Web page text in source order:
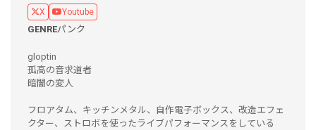
X Youtube
GENREパンク
gloptin
孤高の音求道者
暗闇の変人
フロアタム、キッチンメタル、自作電子ボックス、改造エフェ
クター、ストロボを使ったライブパフォーマンスをしている